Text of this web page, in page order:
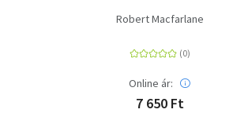
Robert Macfarlane
Online ár:
7 650 Ft